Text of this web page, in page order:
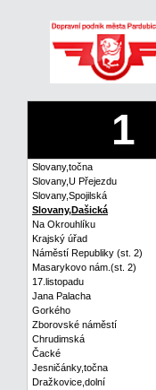
1
Slovany,točna
Slovany,U Přejezdu
Slovany,Spojilská
Slovany,Dašická
Na Okrouhlíku
Krajský úřad
Náměstí Republiky (st. 2)
Masarykovo nám.(st. 2)
17.listopadu
Jana Palacha
Gorkého
Zborovské náměstí
Chrudimská
Čacké
Jesničánky,točna
Dražkovice,dolní